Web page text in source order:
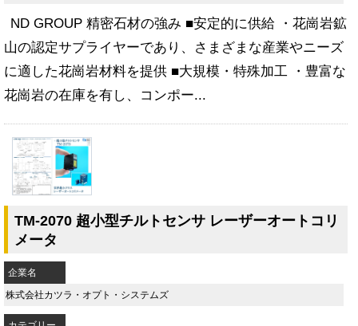
ND GROUP 精密⽯材の強み ■安定的に供給 ・花崗岩鉱
⼭の認定サプライヤーであり、さまざまな産業やニーズ
に適した花崗岩材料を提供 ■⼤規模・特殊加⼯ ・豊富な
花崗岩の在庫を有し、コンポー...
TM-2070 超小型チルトセンサ レーザーオートコリ
メータ
企業名
株式会社カツラ・オプト・システムズ